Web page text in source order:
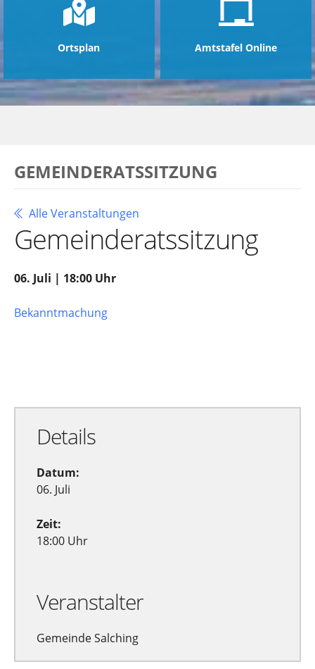
Ortsplan Amtstafel Online
GEMEINDERATSSITZUNG
Alle Veranstaltungen
Gemeinderatssitzung
06. Juli | 18:00 Uhr
Bekanntmachung
Details
Datum:
06. Juli
Zeit:
18:00 Uhr
Veranstalter
Gemeinde Salching